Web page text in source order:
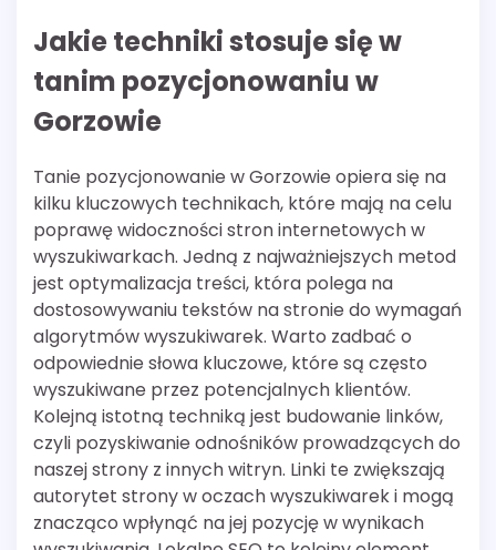
Jakie techniki stosuje się w
tanim pozycjonowaniu w
Gorzowie
Tanie pozycjonowanie w Gorzowie opiera się na
kilku kluczowych technikach, które mają na celu
poprawę widoczności stron internetowych w
wyszukiwarkach. Jedną z najważniejszych metod
jest optymalizacja treści, która polega na
dostosowywaniu tekstów na stronie do wymagań
algorytmów wyszukiwarek. Warto zadbać o
odpowiednie słowa kluczowe, które są często
wyszukiwane przez potencjalnych klientów.
Kolejną istotną techniką jest budowanie linków,
czyli pozyskiwanie odnośników prowadzących do
naszej strony z innych witryn. Linki te zwiększają
autorytet strony w oczach wyszukiwarek i mogą
znacząco wpłynąć na jej pozycję w wynikach